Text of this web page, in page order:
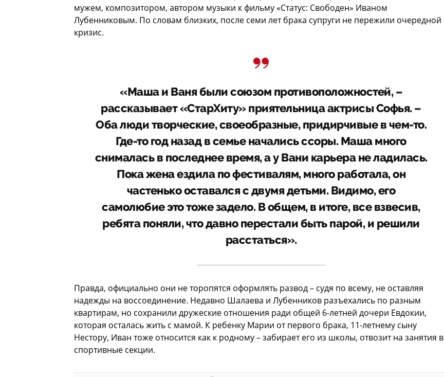
мужем, композитором, автором музыки к фильму «Статус: Свободен» Иваном
Лубенниковым. По словам близких, после семи лет брака супруги не пережили очередной
кризис.
«Маша и Ваня были союзом противоположностей, –
рассказывает «СтарХиту» приятельница актрисы Софья. –
Оба люди творческие, своеобразные, придирчивые в чем-то.
Где-то год назад в семье начались ссоры. Маша много
снималась в последнее время, а у Вани карьера не ладилась.
Пока жена ездила по фестивалям, много работала, он
частенько оставался с двумя детьми. Видимо, его
самолюбие это тоже задело. В общем, в итоге, все взвесив,
ребята поняли, что давно перестали быть парой, и решили
расстаться».
Правда, официально они не торопятся оформлять развод – судя по всему, не оставляя
надежды на воссоединение. Недавно Шалаева и Лубенников разъехались по разным
квартирам, но сохранили дружеские отношения ради общей 6-летней дочери Евдокии,
которая осталась жить с мамой. К ребенку Марии от первого брака, 11-летнему сыну
Нестору, Иван тоже относится как к родному – забирает его из школы, отвозит на занятия в
спортивные секции.